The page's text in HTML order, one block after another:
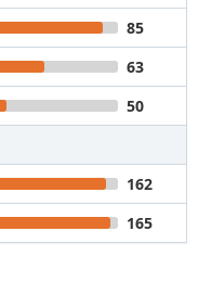
85
63
50
162
165